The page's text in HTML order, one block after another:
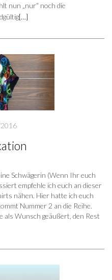
nun „nur“ noch die
[…]
Schwägerin (Wenn Ihr euch
empfehle ich euch an dieser
nähen. Hier hatte ich euch
Nummer 2 an die Reihe.
als Wunsch geäußert, den Rest